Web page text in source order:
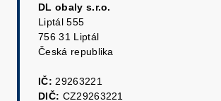
DL obaly s.r.o.
Liptál 555
756 31 Liptál
Česká republika
IČ: 29263221
DIČ: CZ29263221